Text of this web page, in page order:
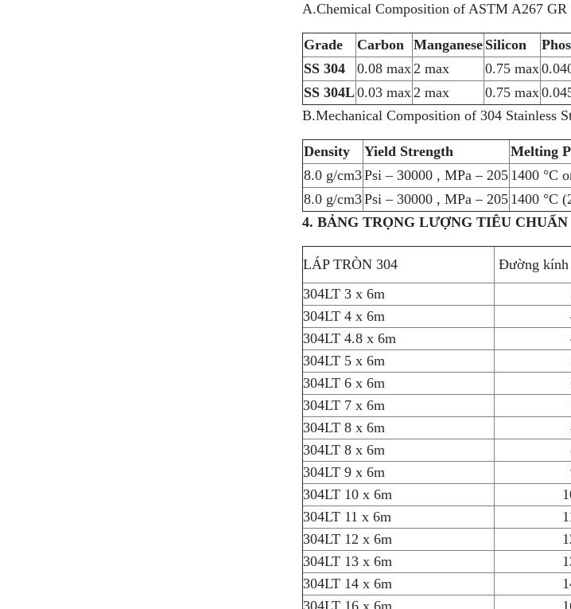
A.Chemical Composition of ASTM A267
Grade Carbon Manganese Silicon
SS 304
0.08 max2 max 0.75 max
SS 304L0.03 max2 max 0.75 max
B.Mechanical Composition of 304 Stainless
Density Yield Strength Melting
8.0 g/cm3Psi – 30000 , MPa – 205 1400 °C
8.0 g/cm3Psi – 30000 , MPa – 205 1400 °C
4. BẢNG TRỌNG LƯỢNG TIÊU CHUẨN
LÁP TRÒN 304 Đường kính
304LT 3 x 6m
304LT 4 x 6m
304LT 4.8 x 6m
304LT 5 x 6m
304LT 6 x 6m
304LT 7 x 6m
304LT 8 x 6m
304LT 8 x 6m
304LT 9 x 6m
304LT 10 x 6m
304LT 11 x 6m
304LT 12 x 6m
304LT 13 x 6m
304LT 14 x 6m
304LT 16 x 6m